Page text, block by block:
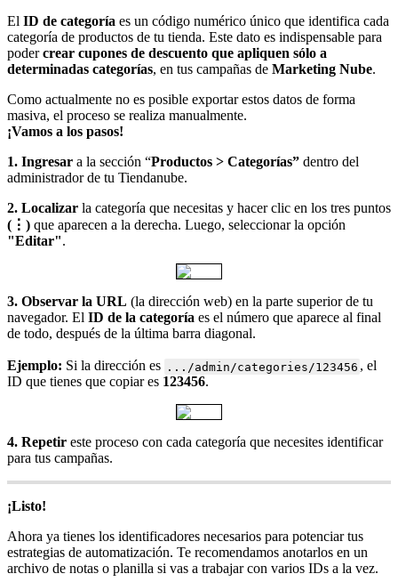
El ID de categoría es un código numérico único que identifica cada
categoría de productos de tu tienda. Este dato es indispensable para
podercrear cupones de descuento que apliquen sólo a
determinadas categorías, en tus campañas de Marketing Nube.
Como actualmente no es posible exportar estos datos de forma
masiva, el proceso se realiza manualmente.
¡Vamos a los pasos!
1. Ingresar a la sección “Productos > Categorías” dentro del
administrador de tu Tiendanube.
2. Localizar la categoría que necesitas y hacer clic en los tres puntos
(⋮) que aparecen a la derecha. Luego, seleccionar la opción
"Editar".
3. Observar la URL (la dirección web) en la parte superior de tu
navegador. El ID de la categoría es el número que aparece al final
de todo, después de la última barra diagonal.
Ejemplo: Si la dirección es .../admin/categories/123456 , el
ID que tienes que copiar es 123456.
4. Repetir este proceso con cada categoría que necesites identificar
para tus campañas.
¡Listo!
Ahora ya tienes los identificadores necesarios para potenciar tus
estrategias de automatización. Te recomendamos anotarlos en un
archivo de notas o planilla si vas a trabajar con varios IDs a la vez.